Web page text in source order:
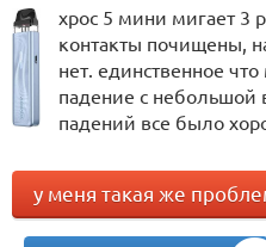
хрос 5 мини мигает 3
контакты почищены,
нет. единственное
падение с небольшой
падений все было
у меня такая же